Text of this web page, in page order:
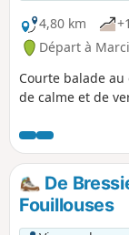
4,80 km
Départ à
Courte balade
de calme et de
De
Fouillouses